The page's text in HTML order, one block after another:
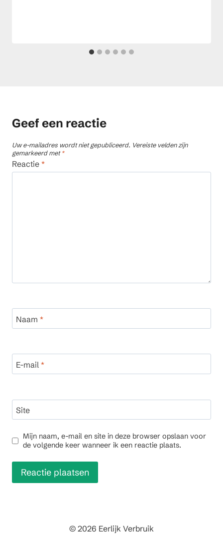
Geef een reactie
Uw e-mailadres wordt niet gepubliceerd. Vereiste velden zijn
gemarkeerd met*
Reactie *
Naam *
E-mail *
Site
Mijn naam, e-mail en site in deze browser opslaan voor
de volgende keer wanneer ik een reactie plaats.
© 2026 Eerlijk Verbruik